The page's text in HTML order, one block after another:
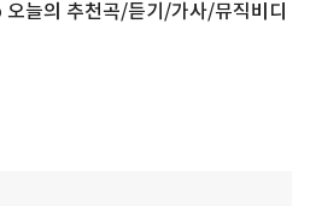
늘의 추천곡/듣기/가사/뮤직비디